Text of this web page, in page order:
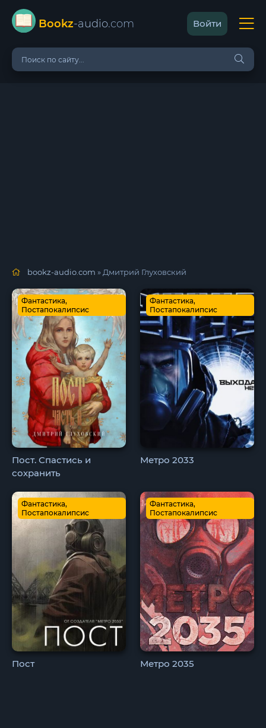
Bookz-audio.com Войти
bookz-audio.com » Дмитрий Глуховский
Фантастика,
Постапокалипсис
Пост. Спастись и
сохранить
Фантастика,
Постапокалипсис
Метро 2033
Фантастика,
Постапокалипсис
Пост
Фантастика,
Постапокалипсис
Метро 2035